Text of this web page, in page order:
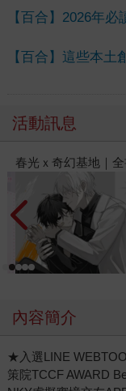
【百合】2026年必
【百合】這些本土
活動訊息
2026金石堂暑假漫
內容簡介
★入選LINE
策院TCCF AWARD